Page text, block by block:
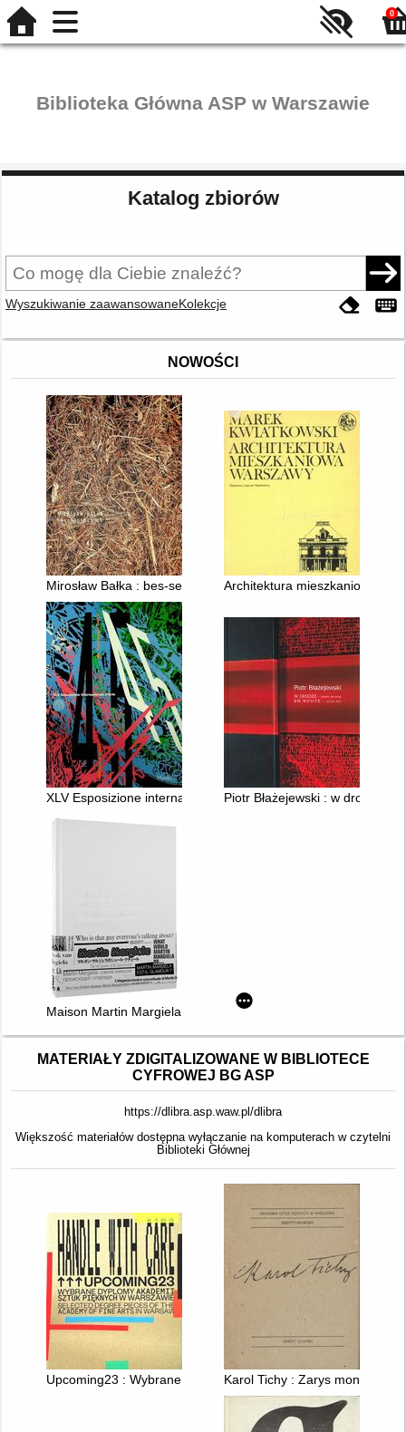
0
Biblioteka Główna ASP w Warszawie
Katalog zbiorów
Wyszukiwanie zaawansowaneKolekcje
NOWOŚCI
Mirosław Bałka : bes-sennosh-chArchitektura mieszkaniowa
XLV Esposizione internazionale d'arte : punti cardinali
Piotr Błażejewski : w drodze -
Maison Martin Margiela
MATERIAŁY ZDIGITALIZOWANE W BIBLIOTECE
CYFROWEJ BG ASP
https://dlibra.asp.waw.pl/dlibra
Większość materiałów dostępna wyłączanie na komputerach w czytelni
Biblioteki Głównej
Upcoming23 : Wybrane dyplomy Akademii Sztuk Pięknych w
Karol Tichy : Zarys